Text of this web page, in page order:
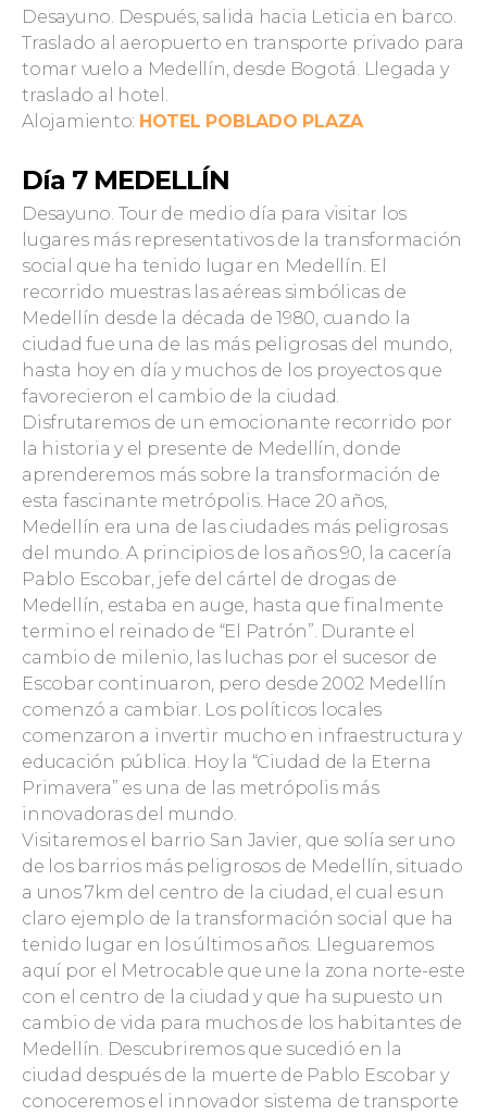
Desayuno. Después, salida hacia Leticia en barco.
Traslado al aeropuerto en transporte privado para
tomar vuelo a Medellín, desde Bogotá. Llegada y
traslado al hotel.
Alojamiento: HOTEL POBLADO PLAZA
Día 7 MEDELLÍN
Desayuno. Tour de medio día para visitar los
lugares más representativos de la transformación
social que ha tenido lugar en Medellín. El
recorrido muestras las aéreas simbólicas de
Medellín desde la década de 1980, cuando la
ciudad fue una de las más peligrosas del mundo,
hasta hoy en día y muchos de los proyectos que
favorecieron el cambio de la ciudad.
Disfrutaremos de un emocionante recorrido por
la historia y el presente de Medellín, donde
aprenderemos más sobre la transformación de
esta fascinante metrópolis. Hace 20 años,
Medellín era una de las ciudades más peligrosas
del mundo. A principios de los años 90, la cacería
Pablo Escobar, jefe del cártel de drogas de
Medellín, estaba en auge, hasta que finalmente
termino el reinado de “El Patrón”. Durante el
cambio de milenio, las luchas por el sucesor de
Escobar continuaron, pero desde 2002 Medellín
comenzó a cambiar. Los políticos locales
comenzaron a invertir mucho en infraestructura y
educación pública. Hoy la “Ciudad de la Eterna
Primavera” es una de las metrópolis más
innovadoras del mundo.
Visitaremos el barrio San Javier, que solía ser uno
de los barrios más peligrosos de Medellín, situado
a unos 7km del centro de la ciudad, el cual es un
claro ejemplo de la transformación social que ha
tenido lugar en los últimos años. Lleguaremos
aquí por el Metrocable que une la zona norte-este
con el centro de la ciudad y que ha supuesto un
cambio de vida para muchos de los habitantes de
Medellín. Descubriremos que sucedió en la
ciudad después de la muerte de Pablo Escobar y
conoceremos el innovador sistema de transporte